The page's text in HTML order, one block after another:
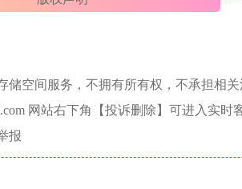
储空间服务，不拥有所有权，不承担相
网站右下角【投诉删除】可进入实时
报